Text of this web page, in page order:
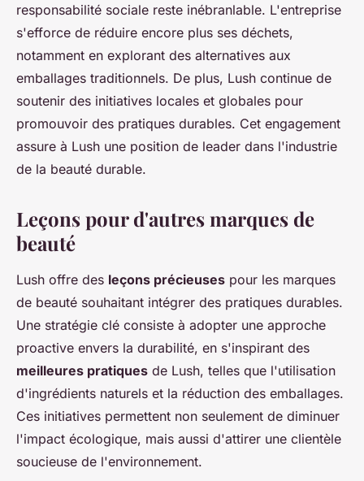
responsabilité sociale reste inébranlable. L'entreprise
s'efforce de réduire encore plus ses déchets,
notamment en explorant des alternatives aux
emballages traditionnels. De plus, Lush continue de
soutenir des initiatives locales et globales pour
promouvoir des pratiques durables. Cet engagement
assure à Lush une position de leader dans l'industrie
de la beauté durable.
Leçons pour d'autres marques de
beauté
Lush offre des leçons précieuses pour les marques
de beauté souhaitant intégrer des pratiques durables.
Une stratégie clé consiste à adopter une approche
proactive envers la durabilité, en s'inspirant des
meilleures pratiques de Lush, telles que l'utilisation
d'ingrédients naturels et la réduction des emballages.
Ces initiatives permettent non seulement de diminuer
l'impact écologique, mais aussi d'attirer une clientèle
soucieuse de l'environnement.